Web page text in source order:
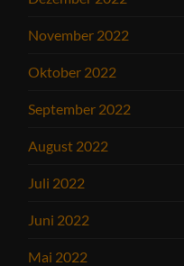
November 2022
Oktober 2022
September 2022
August 2022
Juli 2022
Juni 2022
Mai 2022